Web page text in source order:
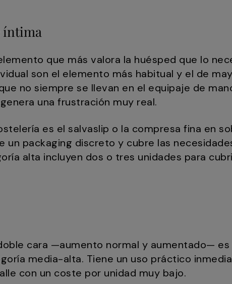
íntima
que más valora la huésped que lo
son el elemento más habitual y el de
no siempre se llevan en el equipaje de
una frustración muy real.
es el salvaslip o la compresa fina en
un packaging discreto y cubre las
alta incluyen dos o tres unidades para
cara —aumento normal y aumentado—
media-alta. Tiene un uso práctico
con un coste por unidad muy bajo.